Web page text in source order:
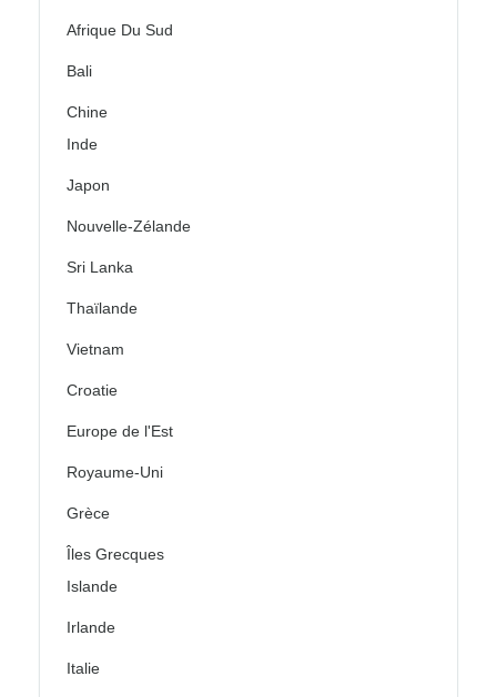
Afrique Du Sud
Bali
Chine
Inde
Japon
Nouvelle-Zélande
Sri Lanka
Thaïlande
Vietnam
Croatie
Europe de l'Est
Royaume-Uni
Grèce
Îles Grecques
Islande
Irlande
Italie